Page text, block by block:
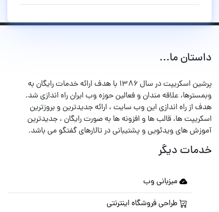
داستان ما...
پرشین اسکریپت در سال ۱۳۸۶ با هدف ارائه خدمات رایگان به
وبمسترها، علاقه مندان و فعالین حوزه وب ایران راه اندازی شد.
هدف از راه اندازی این وب سایت ، ارائه جدیدترین و بروزترین
اسکریپت ها، قالب ها و افزونه ها به صورت رایگان ، جدیدترین
آموزش های ویدئویی و پشتیبانی در تالارهای گفتگو می باشد.
خدمات دیگر
میزبانی وب
طراحی فروشگاه اینترنتی